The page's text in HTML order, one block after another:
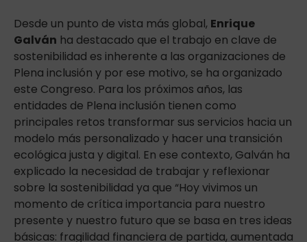
Desde un punto de vista más global, Enrique
Galván ha destacado que el trabajo en clave de
sostenibilidad es inherente a las organizaciones de
Plena inclusión y por ese motivo, se ha organizado
este Congreso. Para los próximos años, las
entidades de Plena inclusión tienen como
principales retos transformar sus servicios hacia un
modelo más personalizado y hacer una transición
ecológica justa y digital. En ese contexto, Galván ha
explicado la necesidad de trabajar y reflexionar
sobre la sostenibilidad ya que “Hoy vivimos un
momento de crítica importancia para nuestro
presente y nuestro futuro que se basa en tres ideas
básicas: fragilidad financiera de partida, aumentada